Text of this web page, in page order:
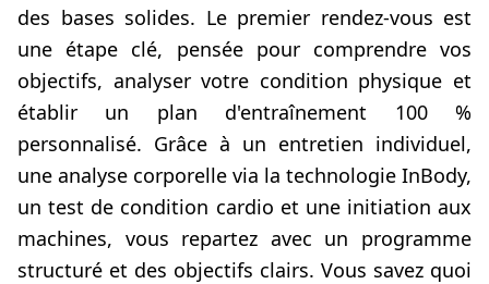
des bases solides. Le premier rendez-vous est
une étape clé, pensée pour comprendre vos
objectifs, analyser votre condition physique et
établir un plan d'entraînement 100 %
personnalisé. Grâce à un entretien individuel,
une analyse corporelle via la technologie InBody,
un test de condition cardio et une initiation aux
machines, vous repartez avec un programme
structuré et des objectifs clairs. Vous savez quoi